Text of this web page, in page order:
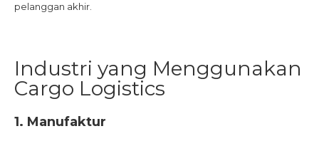
pelanggan akhir.
Industri yang Menggunakan
Cargo Logistics
1. Manufaktur